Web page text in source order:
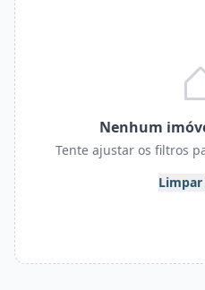
Nenhum
Tente ajustar os filtros